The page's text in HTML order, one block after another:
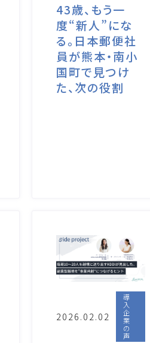
43歳、もう一
度“新人”にな
る。日本郵便社
員が熊本・南小
国町で見つけ
た、次の役割
2026.02.02
導
入
企
業
の
声